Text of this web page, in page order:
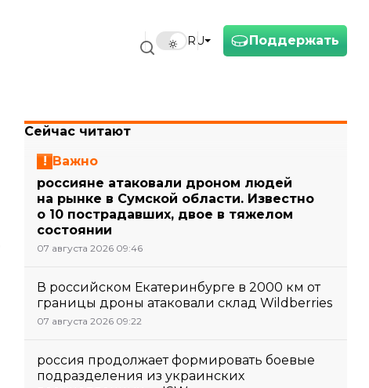
Поддержать
RU
Сейчас читают
Важно
россияне атаковали дроном людей
на рынке в Сумской области. Известно
о 10 пострадавших, двое в тяжелом
состоянии
07 августа 2026 09:46
В российском Екатеринбурге в 2000 км от
границы дроны атаковали склад Wildberries
07 августа 2026 09:22
россия продолжает формировать боевые
подразделения из украинских